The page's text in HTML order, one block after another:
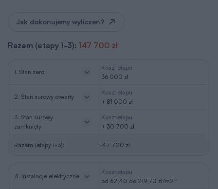
Jak dokonujemy wyliczeń?
Razem (etapy 1-3): 147 700 zł
1. Stan zero
Koszt etapu
36 000 zł
2. Stan surowy otwarty
Koszt etapu
+ 81 000 zł
3. Stan surowy
zamknięty
Koszt etapu
+ 30 700 zł
Razem (etapy 1-3): 147 700 zł
4. Instalacje elektryczne
Koszt etapu
od 62,40 do 219,70 zł/m2 *